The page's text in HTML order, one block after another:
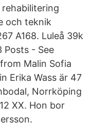
rehabilitering
och teknik
A168. Luleå 39k
Posts - See
Malin Sofia
Erika Wass är 47
Norrköping
XX. Hon bor